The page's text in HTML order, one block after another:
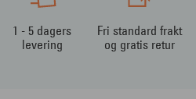
1 - 5 dagers
levering
Fri standard frakt
og gratis retur